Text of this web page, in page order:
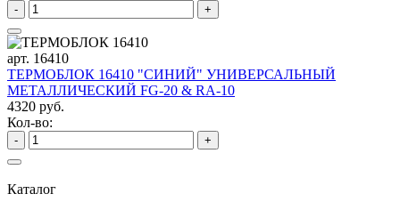
- +
арт. 16410
ТЕРМОБЛОК 16410 "СИНИЙ" УНИВЕРСАЛЬНЫЙ
МЕТАЛЛИЧЕСКИЙ FG-20 & RA-10
4320 руб.
Кол-во:
- +
Каталог